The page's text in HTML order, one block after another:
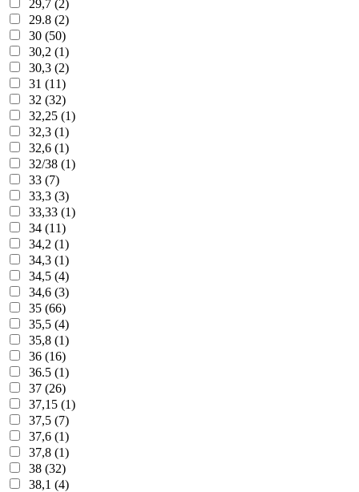
29,7 (2)
29.8 (2)
30 (50)
30,2 (1)
30,3 (2)
31 (11)
32 (32)
32,25 (1)
32,3 (1)
32,6 (1)
32/38 (1)
33 (7)
33,3 (3)
33,33 (1)
34 (11)
34,2 (1)
34,3 (1)
34,5 (4)
34,6 (3)
35 (66)
35,5 (4)
35,8 (1)
36 (16)
36.5 (1)
37 (26)
37,15 (1)
37,5 (7)
37,6 (1)
37,8 (1)
38 (32)
38,1 (4)